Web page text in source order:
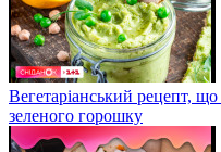
Вегетаріанський рецепт,
зеленого горошку